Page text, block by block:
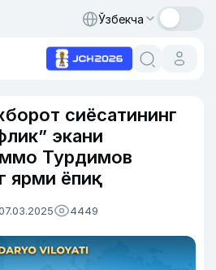
Ўзбекча
сиёсатининг
экани
Турдимов
ярми ёпиқ
4449